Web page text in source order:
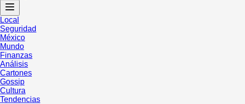
Local
Seguridad
México
Mundo
Finanzas
Análisis
Cartones
Gossip
Cultura
Tendencias